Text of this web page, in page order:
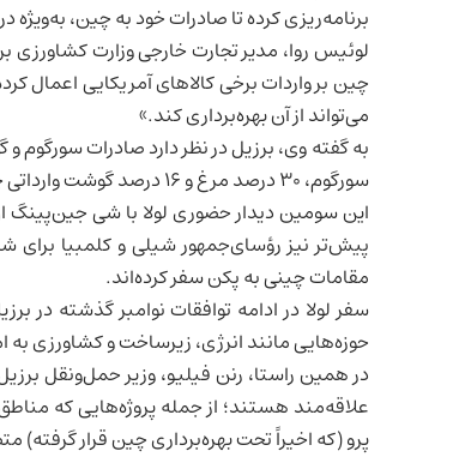
برنامه‌ریزی کرده تا صادرات خود به چین،
چین بر واردات برخی کالاهای آمریکایی اعمال
می‌تواند از آن بهره‌برداری کند.»
سورگوم، ۳۰ درصد مرغ و ۱۶ درصد گوشت وارداتی چین بوده است.
پیش‌تر نیز رؤسای‌جمهورشیلیوکلمبیا
مقامات چینی به پکن سفر کرده‌اند.
حوزه‌هایی مانند انرژی، زیرساخت و کشاورزی به
در همین راستا، رنن فیلیو، وزیر حمل‌ونقل
علاقه‌مند هستند؛ از جمله پروژه‌هایی که مناطق
پرو(که اخیراً تحت بهره‌برداری چین قرار گرفته)